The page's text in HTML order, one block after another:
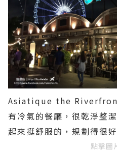
Asiatique the
有冷氣的餐廳，很乾淨整
起來挺舒服的，規劃得很好
點擊圖